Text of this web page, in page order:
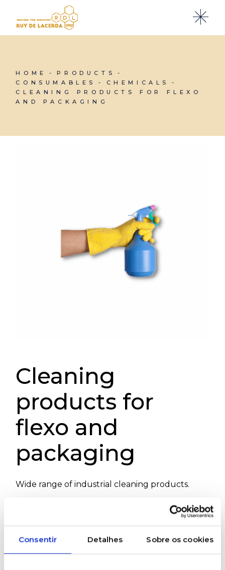
Consentir Detalhes Sobre os cookies
content
HOME
PRODUCTS
CONSUMABLES
CHEMICALS
CLEANING PRODUCTS FOR FLEXO
AND PACKAGING
Cleaning
products for
flexo and
packaging
Wide range of industrial cleaning products.
We supply all types of cleaning solutions for
printing and packaging industries, from ink
#WVT #IndustrialCleaning #Flexo #Packaging